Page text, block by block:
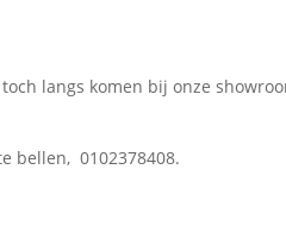
langs komen bij onze
bellen, 0102378408.